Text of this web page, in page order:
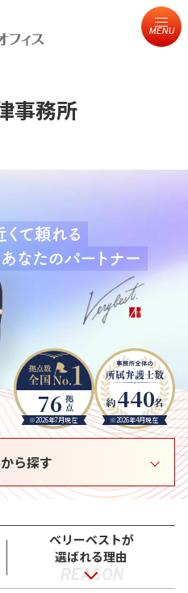
MENU
事務所
76
※2026年7月現在
440
※2026年4月現在
ら探す
ベリーベストが
選ばれる理由
REASON